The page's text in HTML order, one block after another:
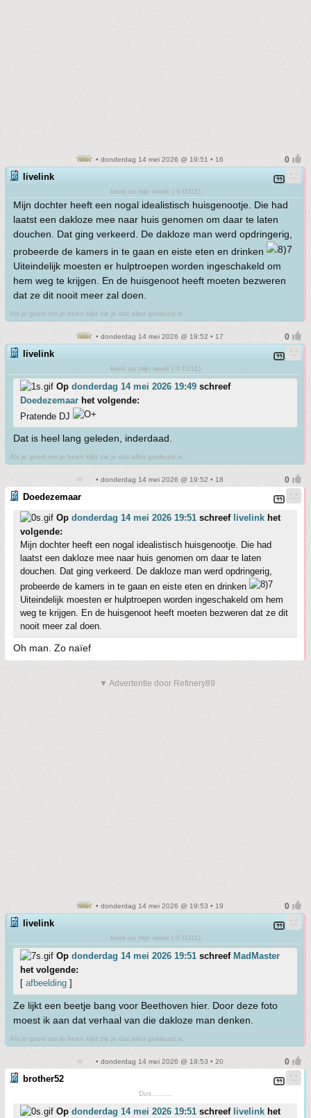
• donderdag 14 mei 2026 @ 19:51 • 16
livelink
keek op mijn week ( © DJ11)
Mijn dochter heeft een nogal idealistisch huisgenootje. Die had
laatst een dakloze mee naar huis genomen om daar te laten
douchen. Dat ging verkeerd. De dakloze man werd opdringerig,
probeerde de kamers in te gaan en eiste eten en drinken
Uiteindelijk moesten er hulptroepen worden ingeschakeld om
hem weg te krijgen. En de huisgenoot heeft moeten bezweren
dat ze dit nooit meer zal doen.
Als je goed om je heen kijkt zie je dat alles gekleurd is.
• donderdag 14 mei 2026 @ 19:52 • 17
livelink
keek op mijn week ( © DJ11)
Op donderdag 14 mei 2026 19:49 schreef
Doedezemaar het volgende:
Pratende DJ
Dat is heel lang geleden, inderdaad.
Als je goed om je heen kijkt zie je dat alles gekleurd is.
• donderdag 14 mei 2026 @ 19:52 • 18
Doedezemaar
Op donderdag 14 mei 2026 19:51 schreef livelink het
volgende:
Mijn dochter heeft een nogal idealistisch huisgenootje. Die had
laatst een dakloze mee naar huis genomen om daar te laten
douchen. Dat ging verkeerd. De dakloze man werd opdringerig,
probeerde de kamers in te gaan en eiste eten en drinken
Uiteindelijk moesten er hulptroepen worden ingeschakeld om hem
weg te krijgen. En de huisgenoot heeft moeten bezweren dat ze dit
nooit meer zal doen.
Oh man. Zo naïef
▼ Advertentie door Refinery89
• donderdag 14 mei 2026 @ 19:53 • 19
livelink
keek op mijn week ( © DJ11)
Op donderdag 14 mei 2026 19:51 schreef MadMaster
het volgende:
[ afbeelding ]
Ze lijkt een beetje bang voor Beethoven hier. Door deze foto
moest ik aan dat verhaal van die dakloze man denken.
Als je goed om je heen kijkt zie je dat alles gekleurd is.
• donderdag 14 mei 2026 @ 19:53 • 20
brother52
Dus..........
Op donderdag 14 mei 2026 19:51 schreef livelink het